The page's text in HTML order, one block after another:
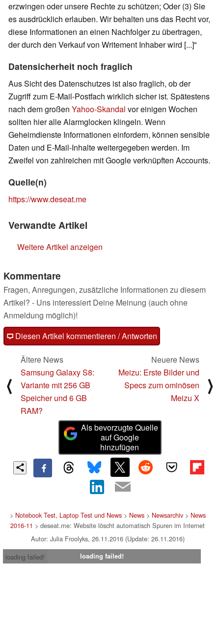
erzwingen oder unsere Rechte zu schützen; Oder (3) Sie
es ausdrücklich erlauben. Wir behalten uns das Recht vor,
diese Informationen an einen Nachfolger zu übertragen,
der durch den Verkauf von Writement Inhaber wird [...]"
Datensicherheit noch fraglich
Aus Sicht des Datenschutzes ist also fraglich, ob der
Zugriff zum E-Mail-Postfach wirklich sicher ist. Spätestens
nach dem großen Yahoo-Skandal vor einigen Wochen
sollten hier alle Alarmglocken klingeln. Wenn
Geheimdienste Informationen einfordern, können sensible
Daten und E-Mail-Inhalte weitergegeben werden. Im
Zweifel von zahlreichen mit Google verknüpften Accounts.
Quelle(n)
https://www.deseat.me
Verwandte Artikel
Weitere Artikel anzeigen
Kommentare
Fragen, Anregungen, zusätzliche Informationen zu diesem
Artikel? - Uns interessiert Deine Meinung (auch ohne
Anmeldung möglich)!
Diesen Artikel kommentieren / Antworten
⟨
Ältere News
Samsung Galaxy S8:
Variante mit 256 GB
Speicher und 6 GB
RAM?
Neuere News
Meizu: Erste Bilder und
Specs zum ominösen
Meizu X
⟩
Als bevorzugte Quelle
auf Google
hinzufügen
> Notebook Test, Laptop Test und News> News> Newsarchiv> News
2016-11 > deseat.me: Website löscht automatisch Spuren im Internet
Autor: Julia Froolyks, 26.11.2016 (Update: 26.11.2016)
loading failed!
loading failed!